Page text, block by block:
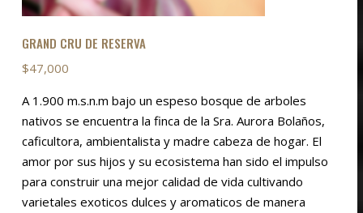
GRAND CRU DE RESERVA
$47,000
A 1.900 m.s.n.m bajo un espeso bosque de arboles
nativos se encuentra la finca de la Sra. Aurora Bolaños,
caficultora, ambientalista y madre cabeza de hogar. El
amor por sus hijos y su ecosistema han sido el impulso
para construir una mejor calidad de vida cultivando
varietales exoticos dulces y aromaticos de manera